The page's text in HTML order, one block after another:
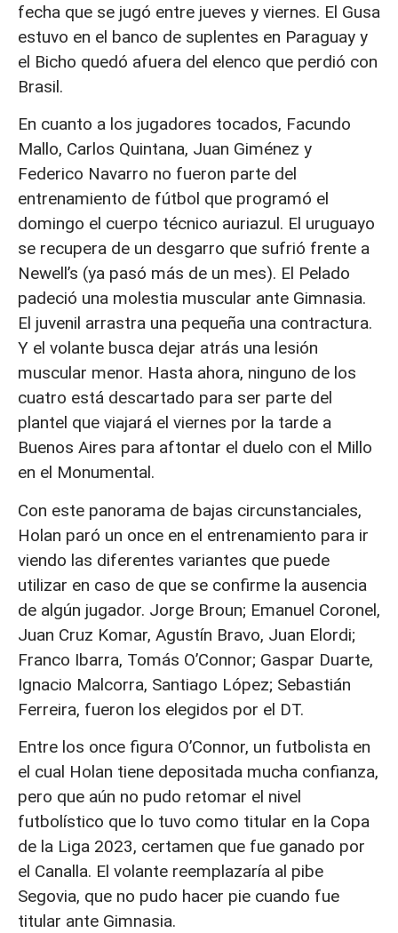
fecha que se jugó entre jueves y viernes. El Gusa
estuvo en el banco de suplentes en Paraguay y
el Bicho quedó afuera del elenco que perdió con
Brasil.
En cuanto a los jugadores tocados, Facundo
Mallo, Carlos Quintana, Juan Giménez y
Federico Navarro no fueron parte del
entrenamiento de fútbol que programó el
domingo el cuerpo técnico auriazul. El uruguayo
se recupera de un desgarro que sufrió frente a
Newell’s (ya pasó más de un mes). El Pelado
padeció una molestia muscular ante Gimnasia.
El juvenil arrastra una pequeña una contractura.
Y el volante busca dejar atrás una lesión
muscular menor. Hasta ahora, ninguno de los
cuatro está descartado para ser parte del
plantel que viajará el viernes por la tarde a
Buenos Aires para aftontar el duelo con el Millo
en el Monumental.
Con este panorama de bajas circunstanciales,
Holan paró un once en el entrenamiento para ir
viendo las diferentes variantes que puede
utilizar en caso de que se confirme la ausencia
de algún jugador. Jorge Broun; Emanuel Coronel,
Juan Cruz Komar, Agustín Bravo, Juan Elordi;
Franco Ibarra, Tomás O’Connor; Gaspar Duarte,
Ignacio Malcorra, Santiago López; Sebastián
Ferreira, fueron los elegidos por el DT.
Entre los once figura O’Connor, un futbolista en
el cual Holan tiene depositada mucha confianza,
pero que aún no pudo retomar el nivel
futbolístico que lo tuvo como titular en la Copa
de la Liga 2023, certamen que fue ganado por
el Canalla. El volante reemplazaría al pibe
Segovia, que no pudo hacer pie cuando fue
titular ante Gimnasia.